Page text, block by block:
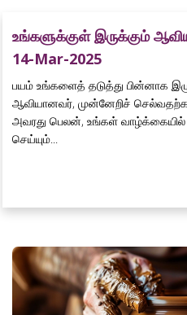
உங்களுக்குள் இருக்கும்
14-Mar-2025
பயம் உங்களைத் தடுத்து பின்னாக
ஆவியானவர், முன்னேறிச்
அவரது பெலன், உங்கள் வாழ்க்கையில்
செய்யும்...